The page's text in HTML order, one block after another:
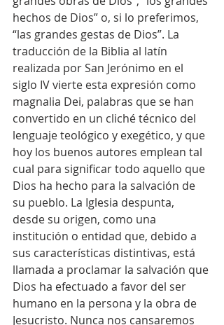
hechos de Dios” o, si lo preferimos,
“las grandes gestas de Dios”. La
traducción de la Biblia al latín
realizada por San Jerónimo en el
siglo IV vierte esta expresión como
magnalia Dei, palabras que se han
convertido en un cliché técnico del
lenguaje teológico y exegético, y que
hoy los buenos autores emplean tal
cual para significar todo aquello que
Dios ha hecho para la salvación de
su pueblo. La Iglesia despunta,
desde su origen, como una
institución o entidad que, debido a
sus características distintivas, está
llamada a proclamar la salvación que
Dios ha efectuado a favor del ser
humano en la persona y la obra de
Jesucristo. Nunca nos cansaremos